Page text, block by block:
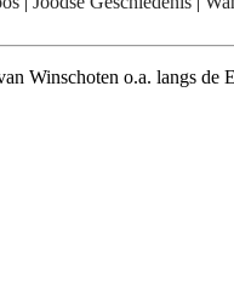
Winschoten o.a. langs